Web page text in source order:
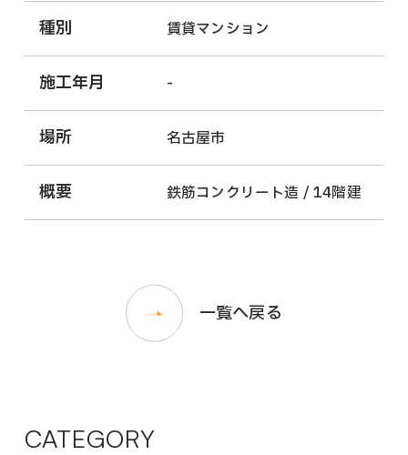
種別 賃貸マンション
施工年月 -
場所 名古屋市
概要 鉄筋コンクリート造 / 14階建
一覧へ戻る
CATEGORY